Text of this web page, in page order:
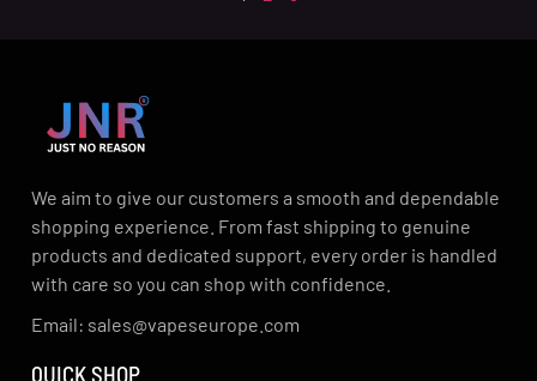
We aim to give our customers a smooth and dependable
shopping experience. From fast shipping to genuine
products and dedicated support, every order is handled
with care so you can shop with confidence.
Email: sales@vapeseurope.com
QUICK SHOP